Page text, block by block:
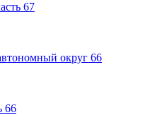
67
округ 66
66